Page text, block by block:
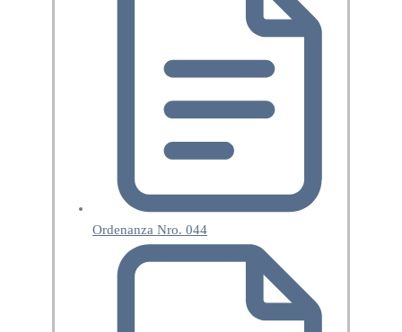
Ordenanza Nro. 044